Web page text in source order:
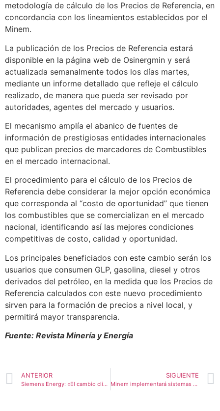
metodología de cálculo de los Precios de Referencia, en
concordancia con los lineamientos establecidos por el
Minem.
La publicación de los Precios de Referencia estará
disponible en la página web de Osinergmin y será
actualizada semanalmente todos los días martes,
mediante un informe detallado que refleje el cálculo
realizado, de manera que pueda ser revisado por
autoridades, agentes del mercado y usuarios.
El mecanismo amplía el abanico de fuentes de
información de prestigiosas entidades internacionales
que publican precios de marcadores de Combustibles
en el mercado internacional.
El procedimiento para el cálculo de los Precios de
Referencia debe considerar la mejor opción económica
que corresponda al “costo de oportunidad” que tienen
los combustibles que se comercializan en el mercado
nacional, identificando así las mejores condiciones
competitivas de costo, calidad y oportunidad.
Los principales beneficiados con este cambio serán los
usuarios que consumen GLP, gasolina, diesel y otros
derivados del petróleo, en la medida que los Precios de
Referencia calculados con este nuevo procedimiento
sirven para la formación de precios a nivel local, y
permitirá mayor transparencia.
Fuente: Revista Minería y Energía
ANTERIOR
Siemens Energy: «El cambio climático y la seguridad energética están en el centro de la atención internacional»
SIGUIENTE
Minem implementará sistemas de calefacción para comunidades rurales en Cusco y Puno